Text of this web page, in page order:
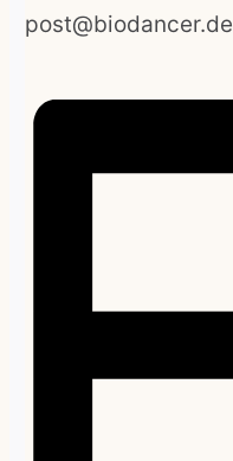
post@biodancer.de